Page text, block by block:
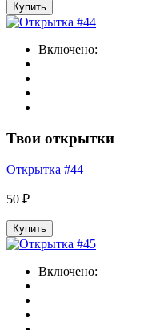
Купить
Включено:
Твои открытки
Открытка #44
50 ₽
Купить
Включено: